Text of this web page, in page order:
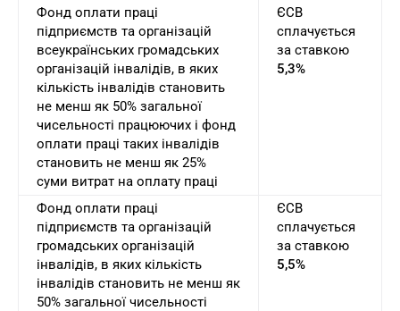
Фонд оплати праці
підприємств та організацій
всеукраїнських громадських
організацій інвалідів, в яких
кількість інвалідів становить
не менш як 50% загальної
чисельності працюючих і фонд
оплати праці таких інвалідів
становить не менш як 25%
суми витрат на оплату праці
ЄСВ
сплачується
за ставкою
5,3%
Фонд оплати праці
підприємств та організацій
громадських організацій
інвалідів, в яких кількість
інвалідів становить не менш як
50% загальної чисельності
ЄСВ
сплачується
за ставкою
5,5%